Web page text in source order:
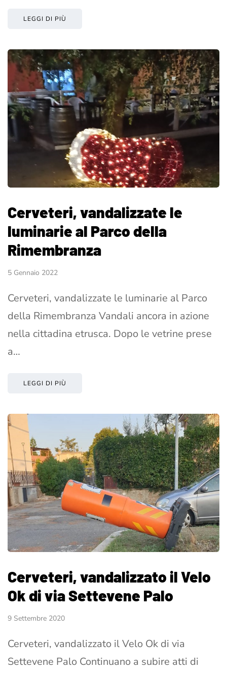
LEGGI DI PIÙ
Cerveteri, vandalizzate le
luminarie al Parco della
Rimembranza
5 Gennaio 2022
Cerveteri, vandalizzate le luminarie al Parco
della Rimembranza Vandali ancora in azione
nella cittadina etrusca. Dopo le vetrine prese
a…
LEGGI DI PIÙ
Cerveteri, vandalizzato il Velo
Ok di via Settevene Palo
9 Settembre 2020
Cerveteri, vandalizzato il Velo Ok di via
Settevene Palo Continuano a subire atti di